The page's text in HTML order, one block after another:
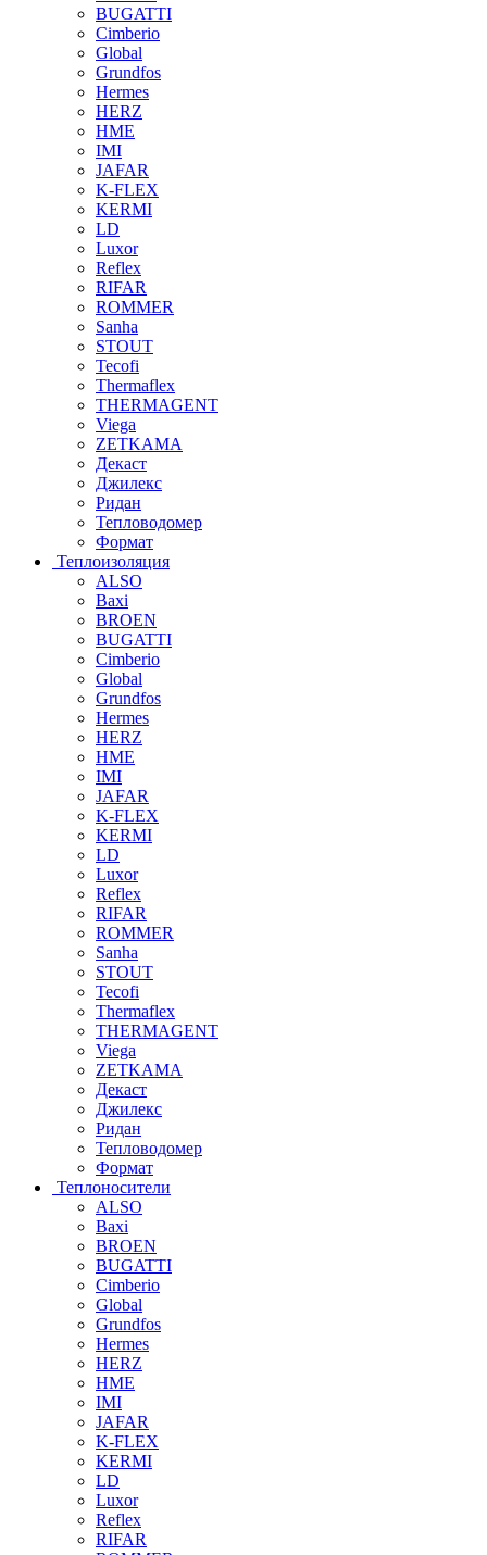
BUGATTI
Cimberio
Global
Grundfos
Hermes
HERZ
HME
IMI
JAFAR
K-FLEX
KERMI
LD
Luxor
Reflex
RIFAR
ROMMER
Sanha
STOUT
Tecofi
Thermaflex
THERMAGENT
Viega
ZETKAMA
Декаст
Джилекс
Ридан
Тепловодомер
Формат
Теплоизоляция
ALSO
Baxi
BROEN
BUGATTI
Cimberio
Global
Grundfos
Hermes
HERZ
HME
IMI
JAFAR
K-FLEX
KERMI
LD
Luxor
Reflex
RIFAR
ROMMER
Sanha
STOUT
Tecofi
Thermaflex
THERMAGENT
Viega
ZETKAMA
Декаст
Джилекс
Ридан
Тепловодомер
Формат
Теплоносители
ALSO
Baxi
BROEN
BUGATTI
Cimberio
Global
Grundfos
Hermes
HERZ
HME
IMI
JAFAR
K-FLEX
KERMI
LD
Luxor
Reflex
RIFAR